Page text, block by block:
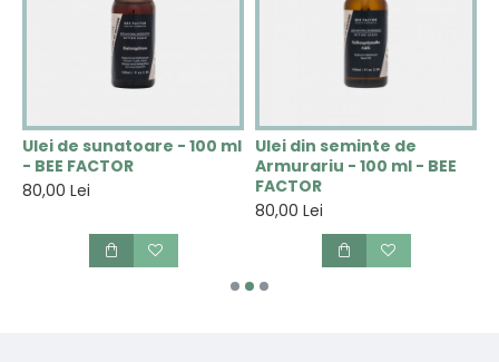
Ulei de sunatoare - 100 ml
- BEE FACTOR
80,00 Lei
Ulei din seminte de
Armurariu - 100 ml - BEE
FACTOR
80,00 Lei